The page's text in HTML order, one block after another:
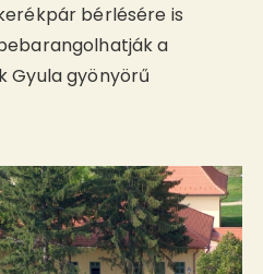
bérlésére is
a
Gyula gyönyörű